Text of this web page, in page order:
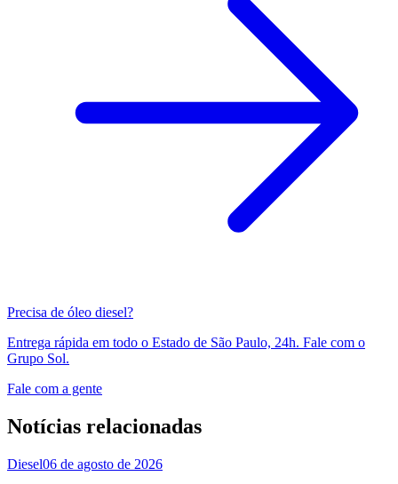
Precisa de óleo diesel?
Entrega rápida em todo o Estado de São Paulo, 24h. Fale com o
Grupo Sol.
Fale com a gente
Notícias relacionadas
Diesel06 de agosto de 2026